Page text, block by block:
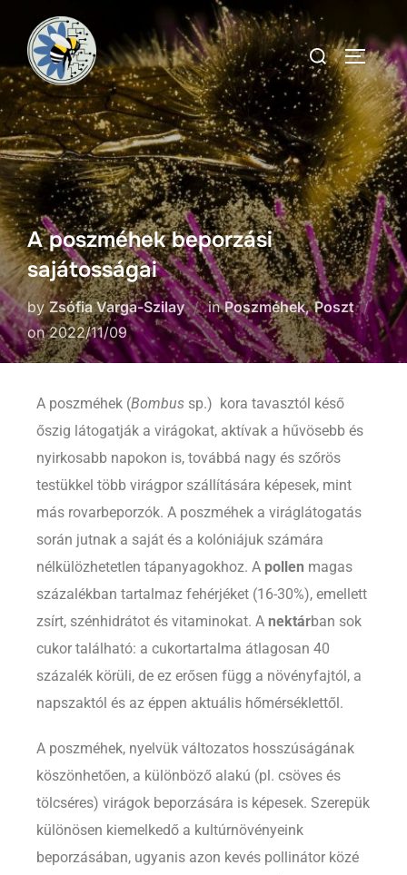
A poszméhek beporzási
sajátosságai
byZsófia Varga-Szilay inPoszméhek,Poszt
on2022/11/09
A poszméhek (Bombus sp.) kora tavasztól késő
őszig látogatják a virágokat, aktívak a hűvösebb és
nyirkosabb napokon is, továbbá nagy és szőrös
testükkel több virágpor szállítására képesek, mint
más rovarbeporzók. A poszméhek a viráglátogatás
során jutnak a saját és a kolóniájuk számára
nélkülözhetetlen tápanyagokhoz. A pollen magas
százalékban tartalmaz fehérjéket (16-30%), emellett
zsírt, szénhidrátot és vitaminokat. A nektárban sok
cukor található: a cukortartalma átlagosan 40
százalék körüli, de ez erősen függ a növényfajtól, a
napszaktól és az éppen aktuális hőmérséklettől.
A poszméhek, nyelvük változatos hosszúságának
köszönhetően, a különböző alakú (pl. csöves és
tölcséres) virágok beporzására is képesek. Szerepük
különösen kiemelkedő a kultúrnövényeink
beporzásában, ugyanis azon kevés pollinátor közé